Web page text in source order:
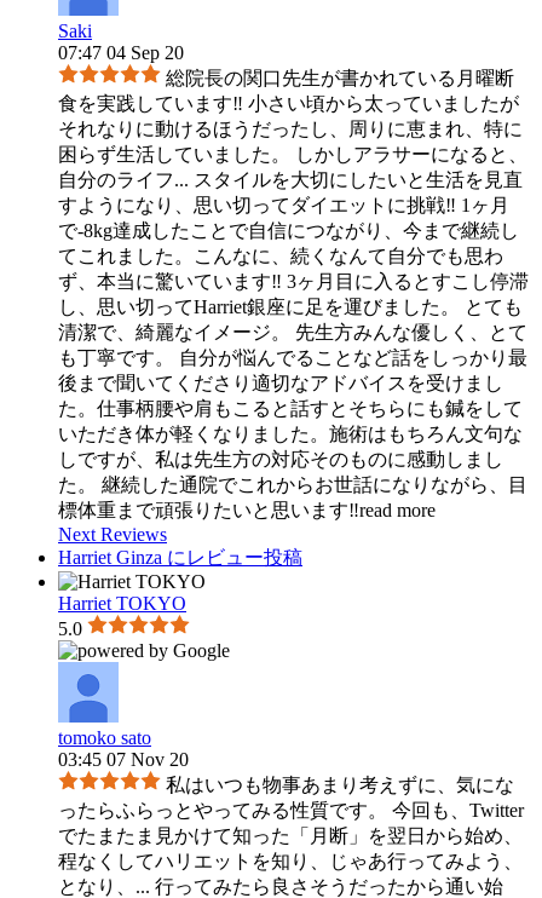
Saki
07:47 04 Sep 20
総院長の関口先生が書かれている月曜断
食を実践しています‼︎ 小さい頃から太っていましたが
それなりに動けるほうだったし、周りに恵まれ、特に
困らず生活していました。 しかしアラサーになると、
自分のライフ... スタイルを大切にしたいと生活を見直
すようになり、思い切ってダイエットに挑戦‼︎ 1ヶ月
で-8kg達成したことで自信につながり、今まで継続し
てこれました。こんなに、続くなんて自分でも思わ
ず、本当に驚いています‼︎ 3ヶ月目に入るとすこし停滞
し、思い切ってHarriet銀座に足を運びました。 とても
清潔で、綺麗なイメージ。 先生方みんな優しく、とて
も丁寧です。 自分が悩んでることなど話をしっかり最
後まで聞いてくださり適切なアドバイスを受けまし
た。仕事柄腰や肩もこると話すとそちらにも鍼をして
いただき体が軽くなりました。施術はもちろん文句な
しですが、私は先生方の対応そのものに感動しまし
た。 継続した通院でこれからお世話になりながら、目
標体重まで頑張りたいと思います‼︎read more
Next Reviews
Harriet Ginza にレビュー投稿
Harriet TOKYO
5.0
tomoko sato
03:45 07 Nov 20
私はいつも物事あまり考えずに、気にな
ったらふらっとやってみる性質です。 今回も、Twitter
でたまたま見かけて知った「月断」を翌日から始め、
程なくしてハリエットを知り、じゃあ行ってみよう、
となり、 ... 行ってみたら良さそうだったから通い始